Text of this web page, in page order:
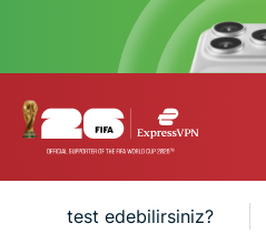
nasıl test edebilirsiniz?